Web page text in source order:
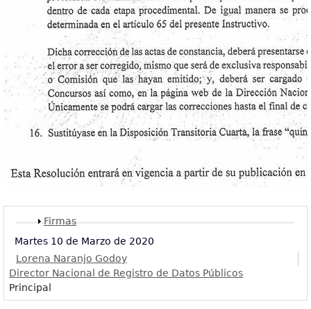
Mostrar
Firmas
Martes 10 de Marzo de 2020
Lorena Naranjo Godoy
Director Nacional de Registro de Datos Públicos
Principal